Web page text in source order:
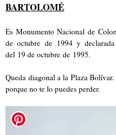
BARTOLOMÉ
Es Monumento Nacional de
de octubre de 1994 y
del 19 de octubre de 1995.
Queda diagonal a la Plaza
porque no te lo puedes perder.